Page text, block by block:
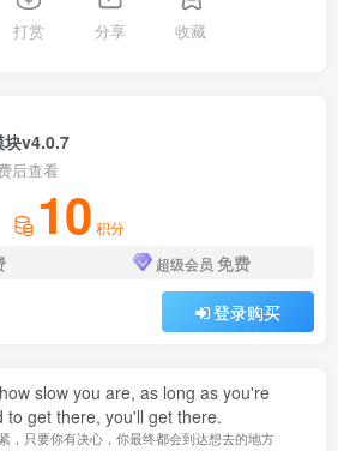
打赏 分享 收藏
v4.0.7
后查看
10 积分
超级会员 免费
登录购买
slow you are, as long as you're
to get there, you'll get there.
，只要你有决心，你最终都会到达想去的地方